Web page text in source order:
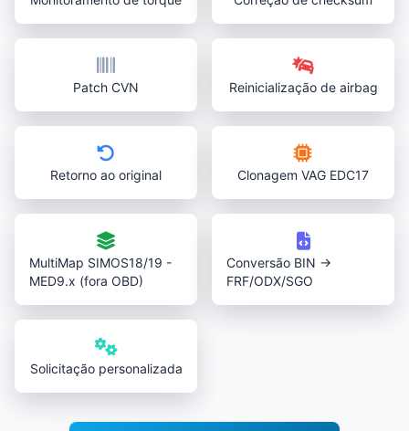
Patch CVN Reinicialização de airbag
Retorno ao original Clonagem VAG EDC17
MultiMap SIMOS18/19 -
MED9.x (fora OBD)
Conversão BIN →
FRF/ODX/SGO
Solicitação personalizada